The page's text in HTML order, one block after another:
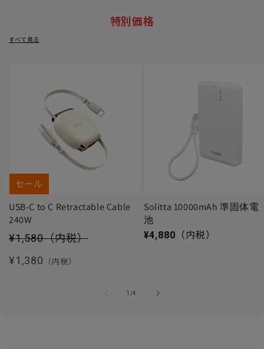
特別価格
すべて見る
セール
USB-C to C Retractable Cable
240W
セール価格
¥1,580（内税）
通常価格
¥1,380 （内税）
Solitta 10000mAh 準固体電
池
通常価格
¥4,880 （内税）
1 /
の4